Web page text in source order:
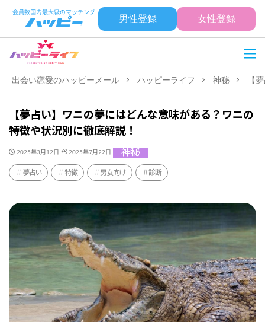
男性登録 女性登録
出会い恋愛のハッピーメール ハッピーライフ 神秘 【
【夢占い】ワニの夢にはどんな意味がある？ワニの
特徴や状況別に徹底解説！
2025年3月12日 2025年7月22日 神秘
夢占い 特徴 男女向け 診断